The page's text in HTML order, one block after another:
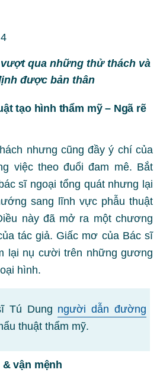
qua những thử thách và
được bản thân
tạo hình thẩm mỹ – Ngã rẽ
nhưng cũng đầy ý chí của
việc theo đuổi đam mê. Bắt
sĩ ngoại tổng quát nhưng lại
sang lĩnh vực phẫu thuật
này đã mở ra một chương
tác giả. Giấc mơ của Bác sĩ
lại nụ cười trên những gương
hình.
Tú Dung người dẫn đường
thuật thẩm mỹ.
vận mệnh